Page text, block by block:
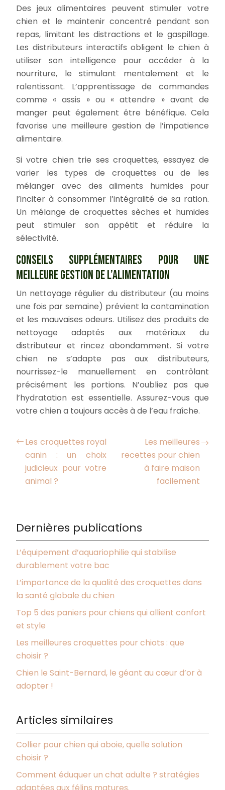
Des jeux alimentaires peuvent stimuler votre
chien et le maintenir concentré pendant son
repas, limitant les distractions et le gaspillage.
Les distributeurs interactifs obligent le chien à
utiliser son intelligence pour accéder à la
nourriture, le stimulant mentalement et le
ralentissant. L’apprentissage de commandes
comme « assis » ou « attendre » avant de
manger peut également être bénéfique. Cela
favorise une meilleure gestion de l’impatience
alimentaire.
Si votre chien trie ses croquettes, essayez de
varier les types de croquettes ou de les
mélanger avec des aliments humides pour
l’inciter à consommer l’intégralité de sa ration.
Un mélange de croquettes sèches et humides
peut stimuler son appétit et réduire la
sélectivité.
CONSEILS SUPPLÉMENTAIRES POUR UNE
MEILLEURE GESTION DE L’ALIMENTATION
Un nettoyage régulier du distributeur (au moins
une fois par semaine) prévient la contamination
et les mauvaises odeurs. Utilisez des produits de
nettoyage adaptés aux matériaux du
distributeur et rincez abondamment. Si votre
chien ne s’adapte pas aux distributeurs,
nourrissez-le manuellement en contrôlant
précisément les portions. N’oubliez pas que
l’hydratation est essentielle. Assurez-vous que
votre chien a toujours accès à de l’eau fraîche.
Les croquettes royal
canin : un choix
judicieux pour votre
animal ?
Les meilleures
recettes pour chien
à faire maison
facilement
Dernières publications
L’équipement d’aquariophilie qui stabilise
durablement votre bac
L’importance de la qualité des croquettes dans
la santé globale du chien
Top 5 des paniers pour chiens qui allient confort
et style
Les meilleures croquettes pour chiots : que
choisir ?
Chien le Saint-Bernard, le géant au cœur d’or à
adopter !
Articles similaires
Collier pour chien qui aboie, quelle solution
choisir ?
Comment éduquer un chat adulte ? stratégies